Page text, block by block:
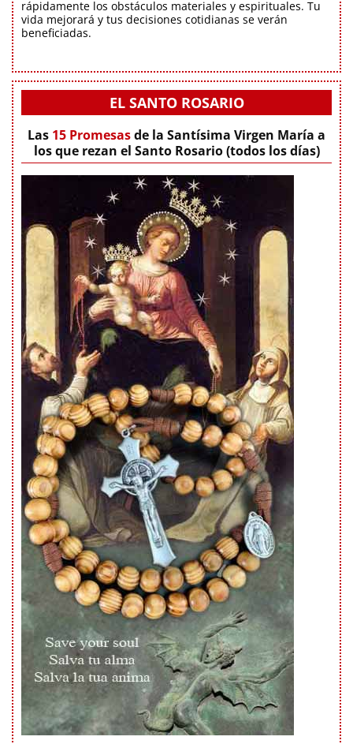
rápidamente los obstáculos materiales y espirituales. Tu
vida mejorará y tus decisiones cotidianas se verán
beneficiadas.
EL SANTO ROSARIO
Las 15 Promesasde la Santísima Virgen María a
los que rezan el Santo Rosario (todos los días)